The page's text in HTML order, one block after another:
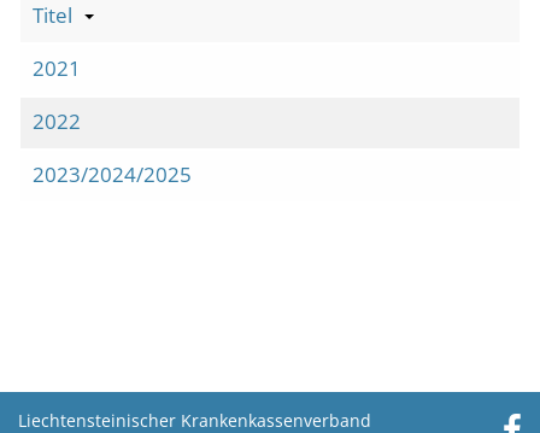
Titel
2021
2022
2023/2024/2025
Liechtensteinischer Krankenkassenverband